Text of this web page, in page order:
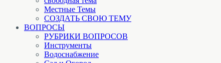
Местные Темы
СОЗДАТЬ СВОЮ ТЕМУ
ВОПРОСЫ
РУБРИКИ ВОПРОСОВ
Инструменты
Водоснабжение